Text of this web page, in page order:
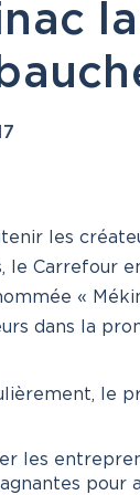
les
le Carrefour
«
dans la
le
les
pour